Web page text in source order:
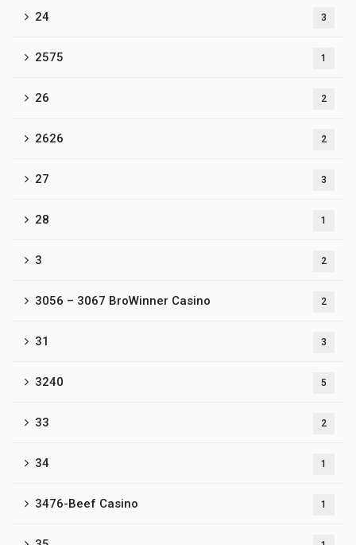
24 3
2575 1
26 2
2626 2
27 3
28 1
3 2
3056 – 3067 BroWinner Casino 2
31 3
3240 5
33 2
34 1
3476-Beef Casino 1